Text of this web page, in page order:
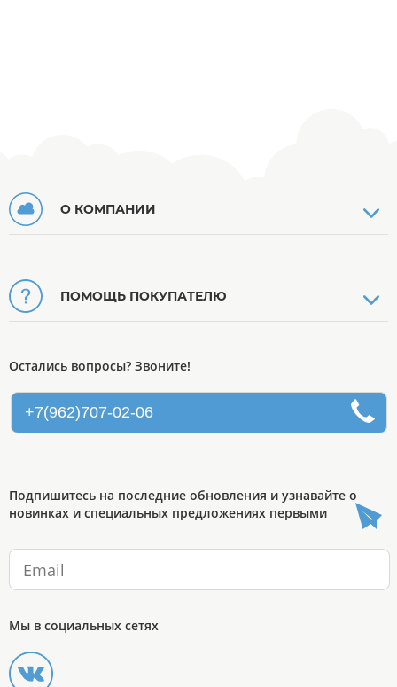
О КОМПАНИИ
ПОМОЩЬ ПОКУПАТЕЛЮ
Остались вопросы? Звоните!
+7(962)707-02-06
Подпишитесь на последние обновления и узнавайте о
новинках и специальных предложениях первыми
Мы в социальных сетях